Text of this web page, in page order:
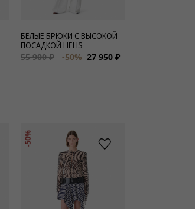
БЕЛЫЕ БРЮКИ С ВЫСОКОЙ
ПОСАДКОЙ HELIS
55 900 ₽
-50% 27 950 ₽
-50%